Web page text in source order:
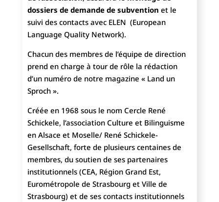
dossiers de demande de subvention et le
suivi des contacts avec ELEN (European
Language Quality Network).
Chacun des membres de l’équipe de direction
prend en charge à tour de rôle la rédaction
d’un numéro de notre magazine « Land un
Sproch ».
Créée en 1968 sous le nom Cercle René
Schickele, l’association Culture et Bilinguisme
en Alsace et Moselle/ René Schickele-
Gesellschaft, forte de plusieurs centaines de
membres, du soutien de ses partenaires
institutionnels (CEA, Région Grand Est,
Eurométropole de Strasbourg et Ville de
Strasbourg) et de ses contacts institutionnels